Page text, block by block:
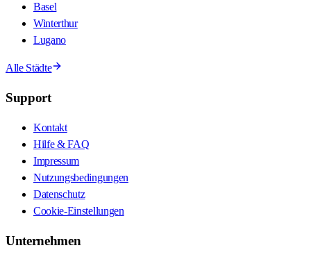
Basel
Winterthur
Lugano
Alle Städte
Support
Kontakt
Hilfe & FAQ
Impressum
Nutzungsbedingungen
Datenschutz
Cookie-Einstellungen
Unternehmen